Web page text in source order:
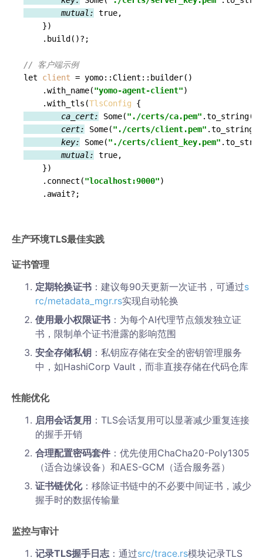
        mutual:
true,
})
    .build()?
;
// 客户端示例
let client = yomo::Client::builder()
    .with_name(
"yomo-agent-client")
    .with_tls(
TlsConfig
{
        ca_cert:
Some("./certs/ca.pem"
        cert:
Some("./certs/client.pem"
        key:
Some("./certs/client_key.pem"
        mutual:
true,
})
    .connect(
"localhost:9000")
    .await?
;
生产环境TLS最佳实践
证书管理
定期轮换证书 ：建议每90天更新一次证书，可通过s
rc/metadata_mgr.rs实现自动轮换
使用最小权限证书 ：为每个AI代理节点颁发独立证
书，限制单个证书泄露的影响范围
安全存储私钥 ：私钥应存储在安全的密钥管理服务
中，如HashiCorp Vault，而非直接存储在代码仓库
性能优化
启用会话复用 ：TLS会话复用可以显著减少重复连接
的握手开销
合理配置密码套件 ：优先使用ChaCha20-Poly1305
（适合边缘设备）和AES-GCM（适合服务器）
证书链优化：移除证书链中的不必要中间证书，减少
握手时的数据传输量
监控与审计
记录TLS握手日志：通过src/trace.rs模块记录TLS